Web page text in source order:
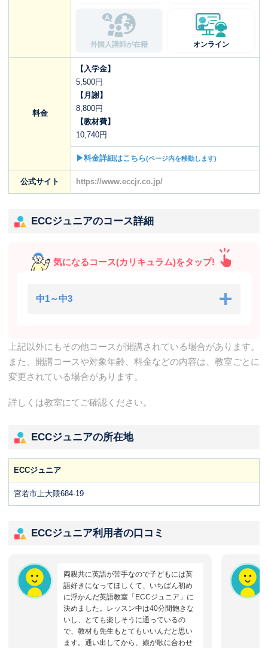
外国人講師が在籍 オンライン
料金
【入学金】
5,500円
【月謝】
8,800円
【教材費】
10,740円
▶料金詳細はこちら(ページ内を移動します)
公式サイト https://www.eccjr.co.jp/
ECCジュニアのコース詳細
気になるコース(カリキュラム)をタップ!
中1～中3
上記以外にもその他コースが開講されている場合があります。
また、開講コースや対象年齢、料金などの内容は、教室ごとに
変更されている場合があります。
詳しくは教室にてご確認ください。
ECCジュニアの所在地
ECCジュニア
宮若市上大隈684-19
ECCジュニア利用者の口コミ
両親共に英語が苦手なので子どもには英
語好きになってほしくて、いちばん初め
に浮かんだ英語教室「ECCジュニア」に
決めました。レッスン中は40分間飽きな
いし、とても楽しそうに通っているの
で、教材も先生もとてもいいんだと思い
ます。通い出してから、娘が歌に合わせ